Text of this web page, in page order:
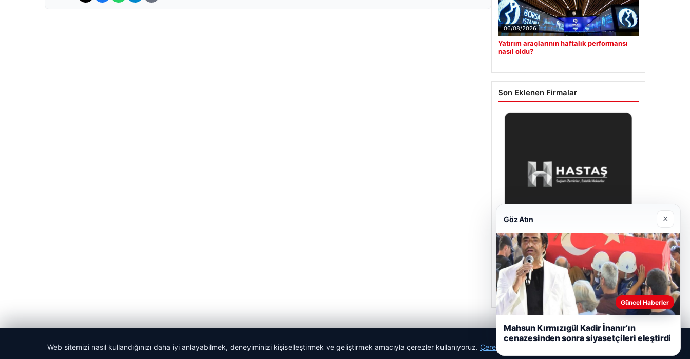
06/08/2026
Yatırım araçlarının haftalık performansı
nasıl oldu?
Son Eklenen Firmalar
Hastaş Beton
26/05/2026
© 2026 GündemNET – Güncel Haberler
Web sitemizi nasıl kullandığınızı daha iyi anlayabilmek, deneyiminizi kişiselleştirmek ve geliştirmek amacıyla çerezler kullanıyoruz. Çerez Politikamız
Göz Atın ×
Güncel Haberler
Mahsun Kırmızıgül Kadir İnanır’ın
cenazesinden sonra siyasetçileri eleştirdi